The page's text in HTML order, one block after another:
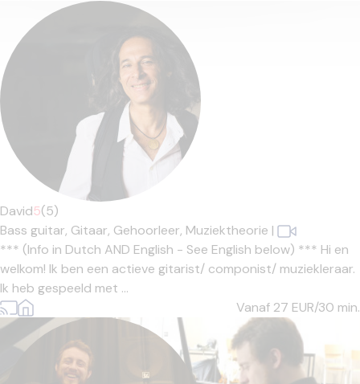
David5(5)
Bass guitar, Gitaar, Gehoorleer, Muziektheorie |
*** (Info in Dutch AND English - See English below) *** Hi en
welkom! Ik ben een actieve gitarist/ componist/ muziekleraar.
Ik heb gespeeld met ...
Vanaf 27 EUR/30 min.